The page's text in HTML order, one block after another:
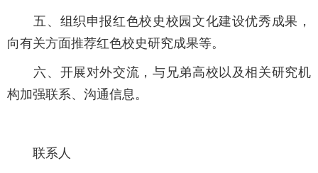
五、组织申报红色校史校园文化建设优秀成果，
向有关方面推荐红色校史研究成果等。
六、开展对外交流，与兄弟高校以及相关研究机
构加强联系、沟通信息。
联系人